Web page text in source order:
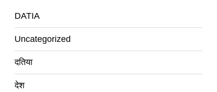
DATIA
Uncategorized
दतिया
देश